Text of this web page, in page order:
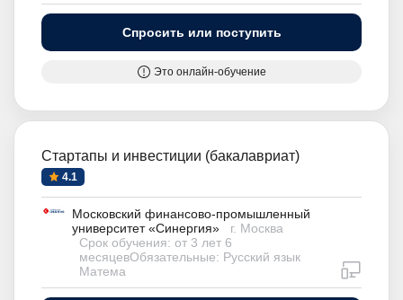
Спросить или поступить
Это онлайн-обучение
Стартапы и инвестиции (бакалавриат)
4.1
Московский финансово-промышленный
университет «Синергия»
г. Москва
Срок обучения: от 3 лет 6
месяцевОбязательные: Русский язык
Матема